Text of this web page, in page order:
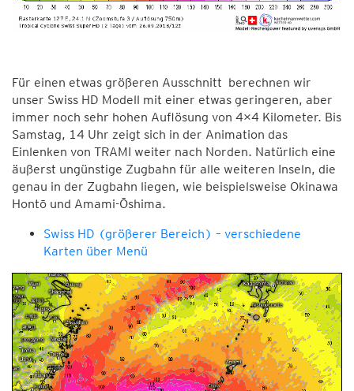
Für einen etwas größeren Ausschnitt berechnen wir
unser Swiss HD Modell mit einer etwas geringeren, aber
immer noch sehr hohen Auflösung von 4×4 Kilometer. Bis
Samstag, 14 Uhr zeigt sich in der Animation das
Einlenken von TRAMI weiter nach Norden. Natürlich eine
äußerst ungünstige Zugbahn für alle weiteren Inseln, die
genau in der Zugbahn liegen, wie beispielsweise Okinawa
Hontō und Amami-Ōshima.
Swiss HD (größerer Bereich) – verschiedene
Karten über Menü